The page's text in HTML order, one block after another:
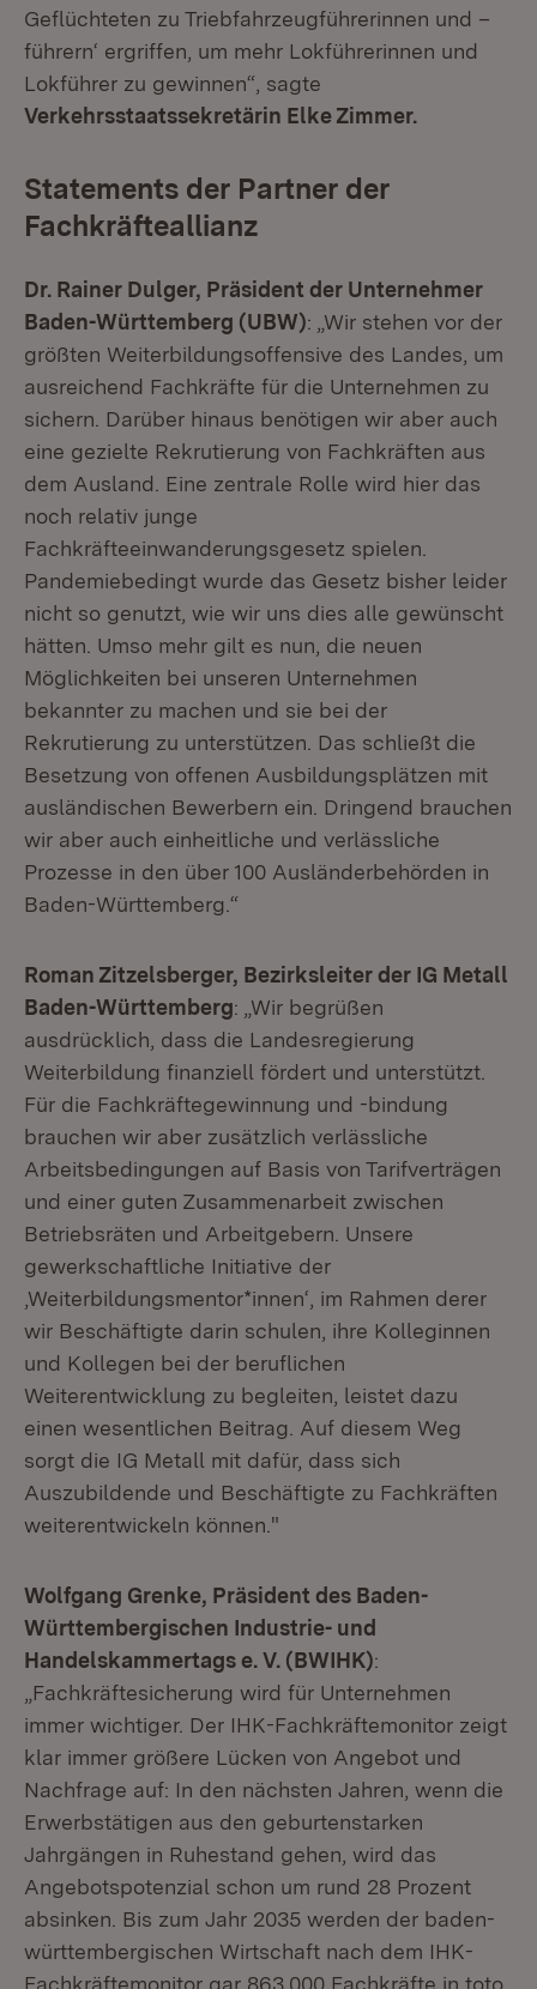
Geflüchteten zu Triebfahrzeugführerinnen und –
führern‘ ergriffen, um mehr Lokführerinnen und
Lokführer zu gewinnen“, sagte
Verkehrsstaatssekretärin Elke Zimmer.
Statements der Partner der
Fachkräfteallianz
Dr. Rainer Dulger, Präsident der Unternehmer
Baden-Württemberg (UBW): „Wir stehen vor der
größten Weiterbildungsoffensive des Landes, um
ausreichend Fachkräfte für die Unternehmen zu
sichern. Darüber hinaus benötigen wir aber auch
eine gezielte Rekrutierung von Fachkräften aus
dem Ausland. Eine zentrale Rolle wird hier das
noch relativ junge
Fachkräfteeinwanderungsgesetz spielen.
Pandemiebedingt wurde das Gesetz bisher leider
nicht so genutzt, wie wir uns dies alle gewünscht
hätten. Umso mehr gilt es nun, die neuen
Möglichkeiten bei unseren Unternehmen
bekannter zu machen und sie bei der
Rekrutierung zu unterstützen. Das schließt die
Besetzung von offenen Ausbildungsplätzen mit
ausländischen Bewerbern ein. Dringend brauchen
wir aber auch einheitliche und verlässliche
Prozesse in den über 100 Ausländerbehörden in
Baden-Württemberg.“
Roman Zitzelsberger, Bezirksleiter der IG Metall
Baden-Württemberg: „Wir begrüßen
ausdrücklich, dass die Landesregierung
Weiterbildung finanziell fördert und unterstützt.
Für die Fachkräftegewinnung und -bindung
brauchen wir aber zusätzlich verlässliche
Arbeitsbedingungen auf Basis von Tarifverträgen
und einer guten Zusammenarbeit zwischen
Betriebsräten und Arbeitgebern. Unsere
gewerkschaftliche Initiative der
‚Weiterbildungsmentor*innen‘, im Rahmen derer
wir Beschäftigte darin schulen, ihre Kolleginnen
und Kollegen bei der beruflichen
Weiterentwicklung zu begleiten, leistet dazu
einen wesentlichen Beitrag. Auf diesem Weg
sorgt die IG Metall mit dafür, dass sich
Auszubildende und Beschäftigte zu Fachkräften
weiterentwickeln können."
Wolfgang Grenke, Präsident des Baden-
Württembergischen Industrie- und
Handelskammertags e. V. (BWIHK):
„Fachkräftesicherung wird für Unternehmen
immer wichtiger. Der IHK-Fachkräftemonitor zeigt
klar immer größere Lücken von Angebot und
Nachfrage auf: In den nächsten Jahren, wenn die
Erwerbstätigen aus den geburtenstarken
Jahrgängen in Ruhestand gehen, wird das
Angebotspotenzial schon um rund 28 Prozent
absinken. Bis zum Jahr 2035 werden der baden-
württembergischen Wirtschaft nach dem IHK-
Fachkräftemonitor gar 863.000 Fachkräfte in toto